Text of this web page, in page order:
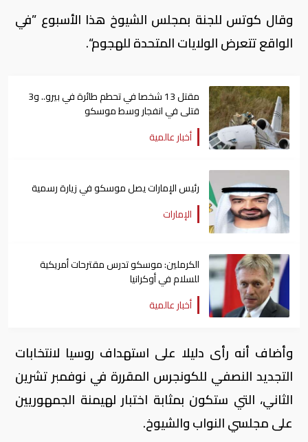
وقال كوتس للجنة بمجلس الشيوخ هذا الأسبوع ”في
الواقع تتعرض الولايات المتحدة للهجوم“.
مقتل 13 شخصا في تحطم طائرة في بيرو.. و3
قتلى في انفجار وسط موسكو
أخبار عالمية
رئيس الإمارات يصل موسكو في زيارة رسمية
الإمارات
الكرملين: موسكو تدرس مقترحات أمريكية
للسلام في أوكرانيا
أخبار عالمية
وأضاف أنه رأى دليلا على استهداف روسيا لانتخابات
التجديد النصفي للكونجرس المقررة في نوفمبر تشرين
الثاني، التي ستكون بمثابة اختبار لهيمنة الجمهوريين
على مجلسي النواب والشيوخ.